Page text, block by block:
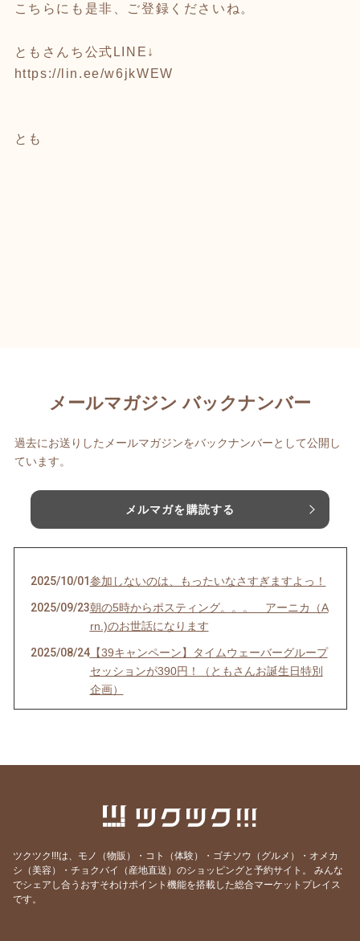
こちらにも是非、ご登録くださいね。
ともさんち公式LINE↓
https://lin.ee/w6jkWEW
とも
メールマガジン バックナンバー
過去にお送りしたメールマガジンをバックナンバーとして公開し
ています。
メルマガを購読する
2025/10/01参加しないのは、もったいなさすぎますよっ！
2025/09/23朝の5時からポスティング。。。 アーニカ（A
rn.)のお世話になります
2025/08/24【39キャンペーン】タイムウェーバーグループ
セッションが390円！（ともさんお誕生日特別
企画）
【本日までの限定公開】社会派青春映画「君た
ちはまだ長いトンネルの中」
2025/06/13 6/15（日）の講演会、一緒に聞きに行きません
か？
2025/06/07
ツクツク!!!は、モノ（物販）・コト（体験）・ゴチソウ（グルメ）・オメカ
シ（美容）・チョクバイ（産地直送）のショッピングと予約サイト。
みんな
でシェアし合うおすそわけポイント機能を搭載した総合マーケットプレイス
です。